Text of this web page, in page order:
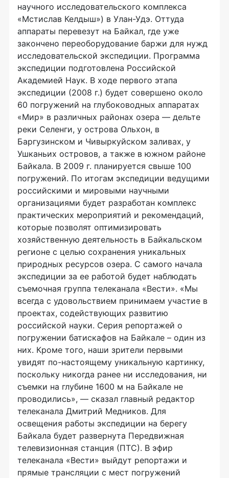
научного исследовательского комплекса
«Мстислав Келдыш») в Улан-Удэ. Оттуда
аппараты перевезут на Байкал, где уже
закончено переоборудование баржи для нужд
исследовательской экспедиции. Программа
экспедиции подготовлена Российской
Академией Наук. В ходе первого этапа
экспедиции (2008 г.) будет совершено около
60 погружений на глубоководных аппаратах
«Мир» в различных районах озера — дельте
реки Селенги, у острова Ольхон, в
Баргузинском и Чивыркуйском заливах, у
Ушканьих островов, а также в южном районе
Байкала. В 2009 г. планируется свыше 100
погружений. По итогам экспедиции ведущими
российскими и мировыми научными
организациями будет разработан комплекс
практических мероприятий и рекомендаций,
которые позволят оптимизировать
хозяйственную деятельность в Байкальском
регионе с целью сохранения уникальных
природных ресурсов озера. С самого начала
экспедиции за ее работой будет наблюдать
съемочная группа телеканала «Вести». «Мы
всегда с удовольствием принимаем участие в
проектах, содействующих развитию
российской науки. Серия репортажей о
погружении батискафов на Байкале – один из
них. Кроме того, наши зрители первыми
увидят по-настоящему уникальную картинку,
поскольку никогда ранее ни исследования, ни
съемки на глубине 1600 м на Байкале не
проводились», — сказал главный редактор
телеканала Дмитрий Медников. Для
освещения работы экспедиции на берегу
Байкала будет развернута Передвижная
телевизионная станция (ПТС). В эфир
телеканала «Вести» выйдут репортажи и
прямые трансляции с мест погружений